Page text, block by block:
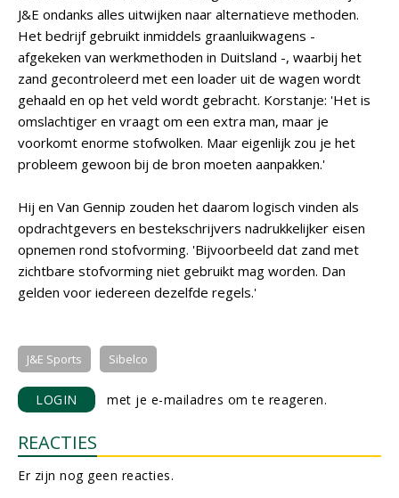
J&E ondanks alles uitwijken naar alternatieve methoden.
Het bedrijf gebruikt inmiddels graanluikwagens -
afgekeken van werkmethoden in Duitsland -, waarbij het
zand gecontroleerd met een loader uit de wagen wordt
gehaald en op het veld wordt gebracht. Korstanje: 'Het is
omslachtiger en vraagt om een extra man, maar je
voorkomt enorme stofwolken. Maar eigenlijk zou je het
probleem gewoon bij de bron moeten aanpakken.'
Hij en Van Gennip zouden het daarom logisch vinden als
opdrachtgevers en bestekschrijvers nadrukkelijker eisen
opnemen rond stofvorming. 'Bijvoorbeeld dat zand met
zichtbare stofvorming niet gebruikt mag worden. Dan
gelden voor iedereen dezelfde regels.'
J&E Sports Sibelco
LOGIN met je e-mailadres om te reageren.
REACTIES
Er zijn nog geen reacties.